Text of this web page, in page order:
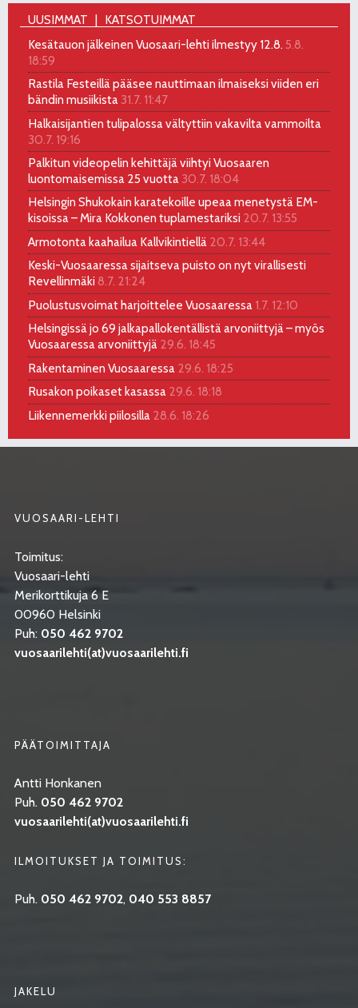
UUSIMMAT
KATSOTUIMMAT
Kesätauon jälkeinen Vuosaari-lehti ilmestyy 12.8. 5.8.
18:59
Rastila Festeillä pääsee nauttimaan ilmaiseksi viiden eri
bändin musiikista 31.7. 11:47
Halkaisijantien tulipalossa vältyttiin vakavilta vammoilta
30.7. 19:16
Palkitun videopelin kehittäjä viihtyi Vuosaaren
luontomaisemissa 25 vuotta 30.7. 18:04
Helsingin Shukokain karatekoille upeaa menetystä EM-
kisoissa – Mira Kokkonen tuplamestariksi 20.7. 13:55
Armotonta kaahailua Kallvikintiellä 20.7. 13:44
Keski-Vuosaaressa sijaitseva puisto on nyt virallisesti
Revellinmäki 8.7. 21:24
Puolustusvoimat harjoittelee Vuosaaressa 1.7. 12:10
Helsingissä jo 69 jalkapallokentällistä arvoniittyjä – myös
Vuosaaressa arvoniittyjä 29.6. 18:45
Rakentaminen Vuosaaressa 29.6. 18:25
Rusakon poikaset kasassa 29.6. 18:18
Liikennemerkki piilosilla 28.6. 18:26
VUOSAARI-LEHTI
Toimitus:
Vuosaari-lehti
Merikorttikuja 6 E
00960 Helsinki
Puh: 050 462 9702
vuosaarilehti(at)vuosaarilehti.fi
PÄÄTOIMITTAJA
Antti Honkanen
Puh. 050 462 9702
vuosaarilehti(at)vuosaarilehti.fi
ILMOITUKSET JA TOIMITUS:
Puh. 050 462 9702, 040 553 8857
JAKELU